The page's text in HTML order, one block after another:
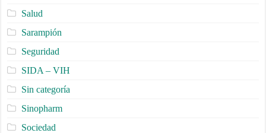
Salud
Sarampión
Seguridad
SIDA – VIH
Sin categoría
Sinopharm
Sociedad